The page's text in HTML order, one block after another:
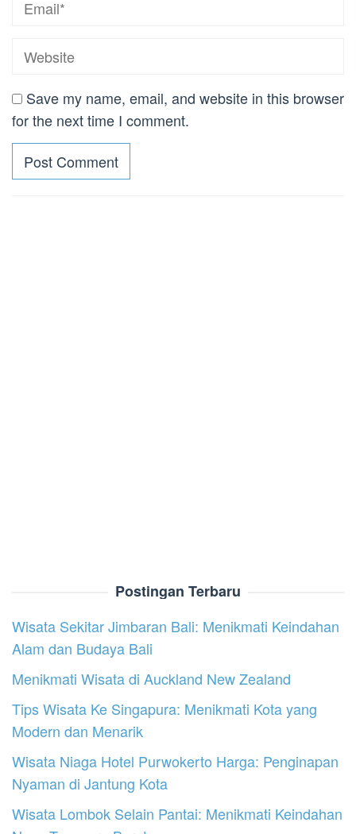
Save my name, email, and website in this browser
for the next time I comment.
Postingan Terbaru
Wisata Sekitar Jimbaran Bali: Menikmati Keindahan
Alam dan Budaya Bali
Menikmati Wisata di Auckland New Zealand
Tips Wisata Ke Singapura: Menikmati Kota yang
Modern dan Menarik
Wisata Niaga Hotel Purwokerto Harga: Penginapan
Nyaman di Jantung Kota
Wisata Lombok Selain Pantai: Menikmati Keindahan